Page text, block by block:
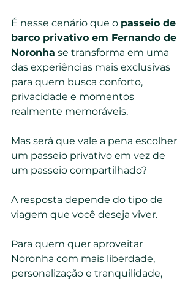
É nesse cenário que o passeio de
barco privativo em Fernando de
Noronha se transforma em uma
das experiências mais exclusivas
para quem busca conforto,
privacidade e momentos
realmente memoráveis.
Mas será que vale a pena escolher
um passeio privativo em vez de
um passeio compartilhado?
A resposta depende do tipo de
viagem que você deseja viver.
Para quem quer aproveitar
Noronha com mais liberdade,
personalização e tranquilidade,